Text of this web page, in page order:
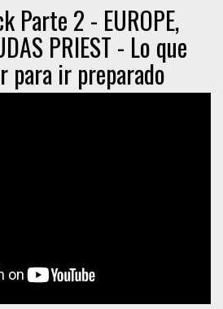
Parte 2 - EUROPE,
PRIEST - Lo que
para ir preparado